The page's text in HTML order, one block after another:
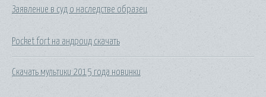
Заявление в суд о наследстве образец
Pocket fort на андроид скачать
Скачать мультики 2015 года новинки